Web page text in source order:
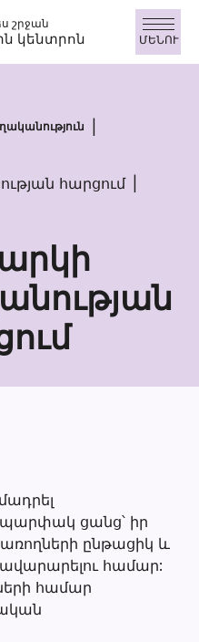
շրջան
կենտրոն ՄԵՆՈՒ
հարցում
ցանց՝ իր
ընթացիկ և
համար:
համար